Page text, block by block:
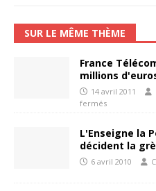
SUR LE MÊME THÈME
France
millions
14 avril 2011
fermés
L'Enseigne la
décident la
6 avril 2010